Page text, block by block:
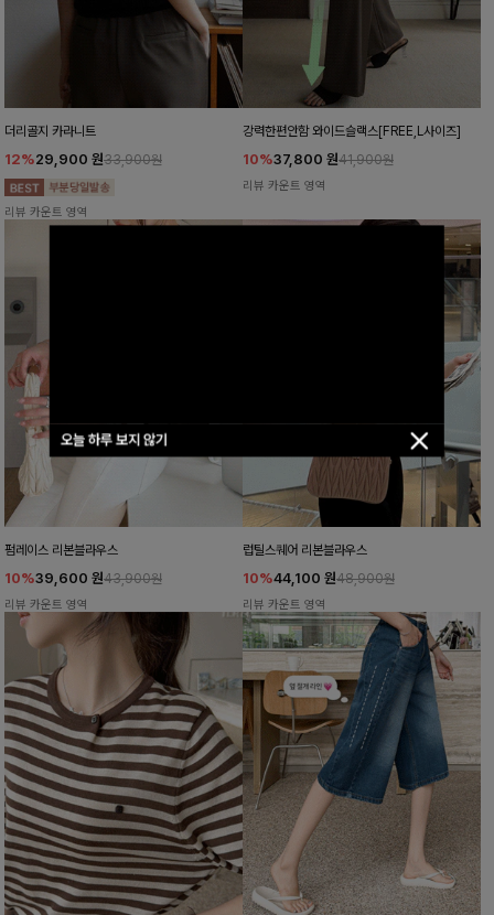
오늘 하루 보지 않기
더리골지 카라니트
12%29,900 원33,900원
리뷰 카운트 영역
강력한편안함 와이드슬랙스[FREE,L사이즈]
10%37,800 원41,900원
리뷰 카운트 영역
펌레이스 리본블라우스
10%39,600 원43,900원
리뷰 카운트 영역
럽틸스퀘어 리본블라우스
10%44,100 원48,900원
리뷰 카운트 영역